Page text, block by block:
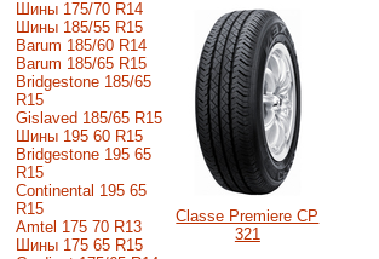
Шины 175/70 R14
Шины 185/55 R15
Barum 185/60 R14
Barum 185/65 R15
Bridgestone 185/65
R15
Gislaved 185/65 R15
Шины 195 60 R15
Bridgestone 195 65
R15
Continental 195 65
R15
Amtel 175 70 R13
Шины 175 65 R15
Classe Premiere CP
321